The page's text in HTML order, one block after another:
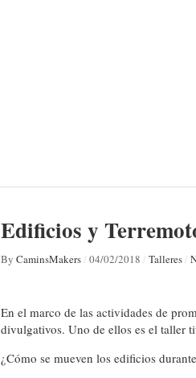
Edificios y
By CaminsMakers/ 04/02/2018 / Talleres/
En el marco de las actividades de
divulgativos. Uno de ellos es el taller
¿Cómo se mueven los edificios